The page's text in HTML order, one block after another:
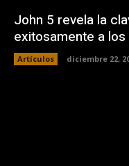
John 5 revela la
exitosamente a
Artículos diciembre 22,